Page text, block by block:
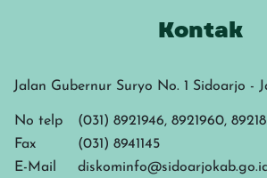
Kontak
Jalan Gubernur Suryo No. 1 Sidoarjo -
No telp
(031) 8921946, 8921960,
Fax
(031) 8941145
E-Mail
diskominfo@sidoarjokab.go.id